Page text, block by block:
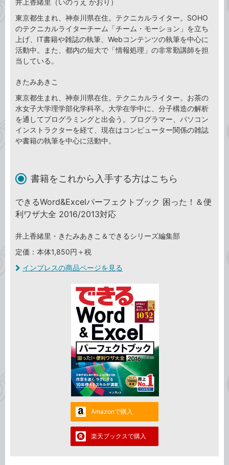
井上香緒里（いのうえ かおり）
東京都生まれ、神奈川県在住。テクニカルライター。SOHO
のテクニカルライターチーム「チーム・モーション」を立ち
上げ、IT書籍や雑誌の執筆、Webコンテンツの執筆を中心に
活動中。また、都内の短大で「情報処理」の非常勤講師を担
当している。
きたみあきこ
東京都生まれ、神奈川県在住。テクニカルライター。お茶の
水女子大学理学部化学科卒。大学在学中に、分子構造の解析
を通してプログラミングと出会う。プログラマー、パソコン
インストラクターを経て、現在はコンピューター関係の雑誌
や書籍の執筆を中心に活動中。
書籍をこれから入手する方はこちら
できるWord&Excelパーフェクトブック 困った！＆便
利ワザ大全 2016/2013対応
井上香緒里・きたみあきこ＆できるシリーズ編集部
定価：本体1,850円＋税
インプレスの商品ページを見る
Amazonで購入
楽天ブックスで購入